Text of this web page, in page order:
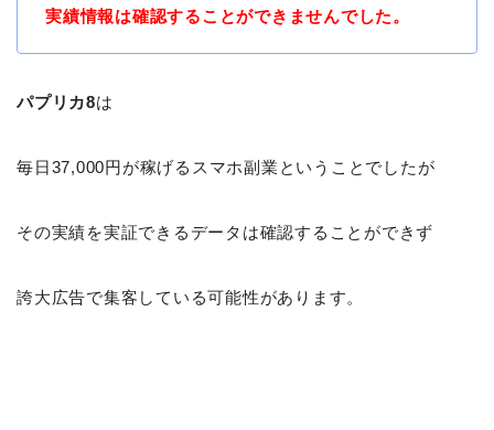
実績情報は確認することができませんでした。
パプリカ8は
毎日37,000円が稼げるスマホ副業ということでしたが
その実績を実証できるデータは確認することができず
誇大広告で集客している可能性があります。